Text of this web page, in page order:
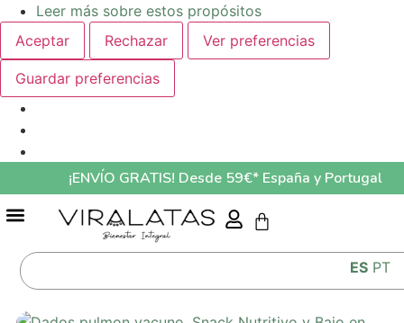
Leer más sobre estos propósitos
Aceptar
Rechazar Ver preferencias
Guardar preferencias
¡ENVÍO GRATIS! Desde 59€* España y Portugal
ES PT